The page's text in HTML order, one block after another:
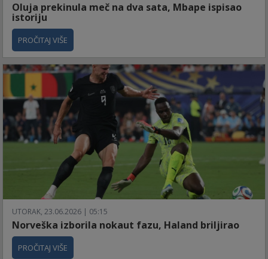
Oluja prekinula meč na dva sata, Mbape ispisao
istoriju
PROČITAJ VIŠE
UTORAK, 23.06.2026 | 05:15
Norveška izborila nokaut fazu, Haland briljirao
PROČITAJ VIŠE